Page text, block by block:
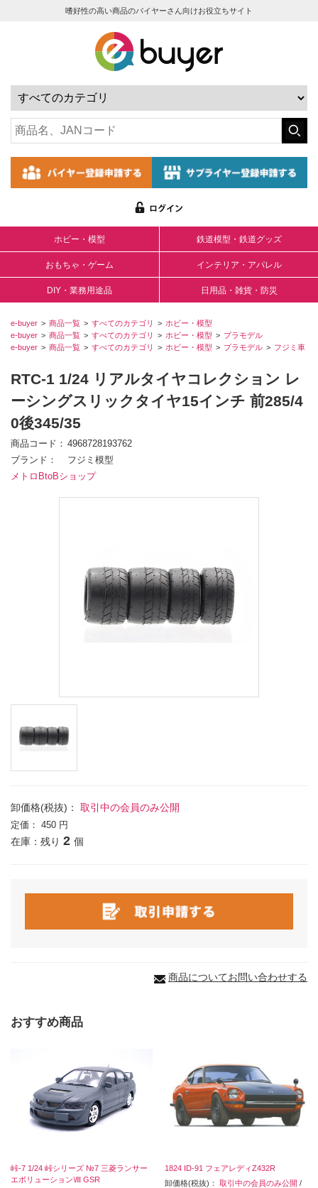
嗜好性の高い商品のバイヤーさん向けお役立ちサイト
ホビー・模型 鉄道模型・鉄道グッズ
おもちゃ・ゲーム インテリア・アパレル
DIY・業務用途品 日用品・雑貨・防災
e-buyer 商品一覧 すべてのカテゴリ
ホビー・模型
e-buyer
商品一覧 すべてのカテゴリ ホビー・模型
プラモデル
e-buyer
商品一覧 すべてのカテゴリ ホビー・模型 プラモデル フジミ車
RTC-1 1/24 リアルタイヤコレクション レ
ーシングスリックタイヤ15インチ 前285/4
0後345/35
商品コード
4968728193762
ブランド
フジミ模型
メトロBtoBショップ
卸価格(税抜)： 取引中の会員のみ公開
定価： 450 円
在庫：残り 2 個
商品についてお問い合わせする
おすすめ商品
峠-7 1/24 峠シリーズ №7 三菱ランサー
エボリューションⅧ GSR
1824 ID-91 フェアレディZ432R
卸価格(税抜)：取引中の会員のみ公開 /